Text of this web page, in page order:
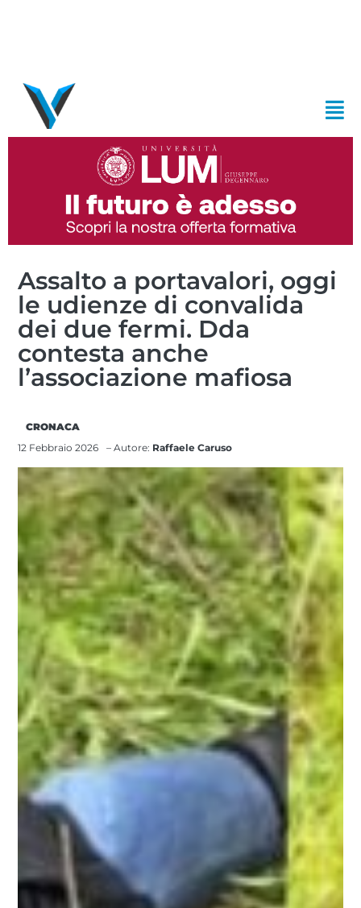
Assalto a portavalori, oggi
le udienze di convalida
dei due fermi. Dda
contesta anche
l’associazione mafiosa
CRONACA
12 Febbraio 2026
– Autore: Raffaele Caruso